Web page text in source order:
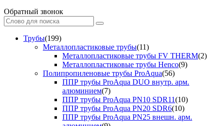
Обратный звонок
Трубы(199)
Металлопластиковые трубы(11)
Металлопластиковые трубы FV THERM(2)
Металлопластиковые трубы Henco(9)
Полипропиленовые трубы ProAqua(56)
ППР трубы ProAqua DUO внутр. арм.
алюминием(7)
ППР трубы ProAqua PN10 SDR11(10)
ППР трубы ProAqua PN20 SDR6(10)
ППР трубы ProAqua PN25 внешн. арм.